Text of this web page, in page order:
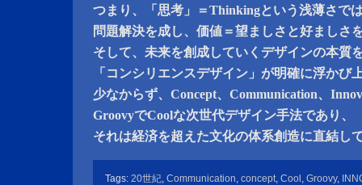
つまり、「思考」＝Thinkingという浅薄さで
問題解決を成し、価値＝望ましさと好ましさ
そして、未来を創成していくデザインの本質
「コンシリエンスデザイン」が明確に浮かび
少なからず、Concept、Communication、
GroovyでCoolな次世代デザイン手法であり、
それは経済を超えた文化の体系創造に直結し
Tags: 20世紀, Communication, concept, Cool , Groovy,